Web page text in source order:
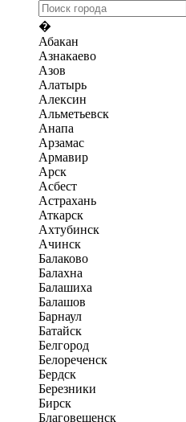
�
Абакан
Азнакаево
Азов
Алатырь
Алексин
Альметьевск
Анапа
Арзамас
Армавир
Арск
Асбест
Астрахань
Аткарск
Ахтубинск
Ачинск
Балаково
Балахна
Балашиха
Балашов
Барнаул
Батайск
Белгород
Белореченск
Бердск
Березники
Бирск
Благовещенск